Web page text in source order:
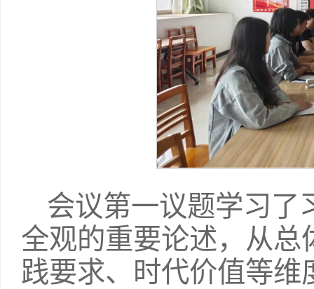
会议第一议题学习了
全观的重要论述，从
践要求、时代价值等维